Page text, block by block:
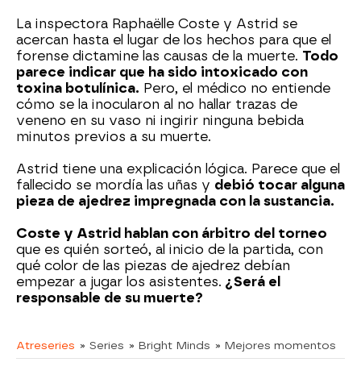
La inspectora Raphaëlle Coste y Astrid se
acercan hasta el lugar de los hechos para que el
forense dictamine las causas de la muerte. Todo
parece indicar que ha sido intoxicado con
toxina botulínica. Pero, el médico no entiende
cómo se la inocularon al no hallar trazas de
veneno en su vaso ni ingirir ninguna bebida
minutos previos a su muerte.
Astrid tiene una explicación lógica. Parece que el
fallecido se mordía las uñas y debió tocar alguna
pieza de ajedrez impregnada con la sustancia.
Coste y Astrid hablan con árbitro del torneo
que es quién sorteó, al inicio de la partida, con
qué color de las piezas de ajedrez debían
empezar a jugar los asistentes. ¿Será el
responsable de su muerte?
Atreseries » Series » Bright Minds » Mejores momentos